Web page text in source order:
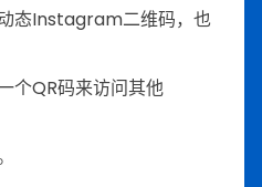
态Instagram二维码，也
个QR码来访问其他